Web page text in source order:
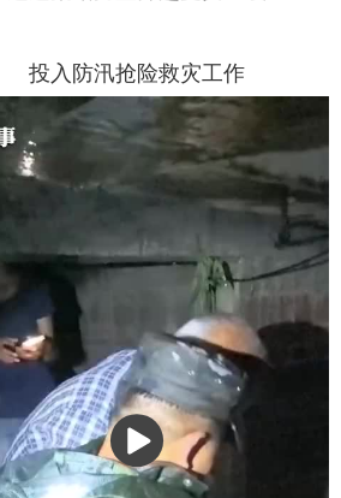
投入防汛抢险救灾工作
播
放